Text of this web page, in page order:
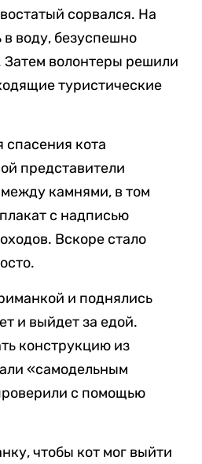
сорвался. На
в воду, безуспешно
Затем волонтеры решили
туристические
спасения кота
представители
камнями, в том
с надписью
Вскоре стало
и поднялись
и выйдет за едой.
конструкцию из
«самодельным
с помощью
чтобы кот мог выйти